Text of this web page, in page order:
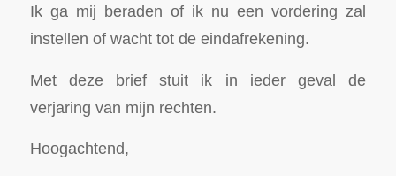
Ik ga mij beraden of ik nu een vordering zal
instellen of wacht tot de eindafrekening.
Met deze brief stuit ik in ieder geval de
verjaring van mijn rechten.
Hoogachtend,